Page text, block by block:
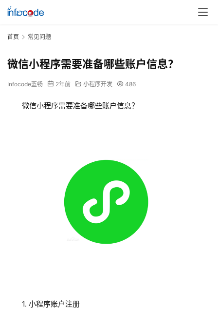
首页 常见问题
微信小程序需要准备哪些账户信息？
Infocode蓝畅 2年前 小程序开发 486
微信小程序需要准备哪些账户信息？
1. 小程序账户注册